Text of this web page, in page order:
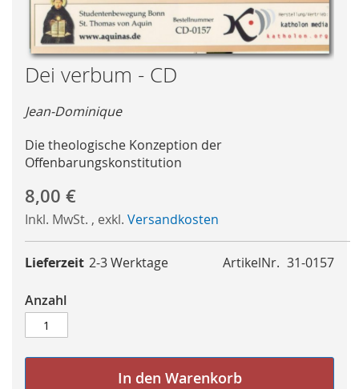
Skip
to
the
beginning
of
the
gallery
Dei verbum - CD
Jean-Dominique
Die theologische Konzeption der
Offenbarungskonstitution
8,00 €
Inkl. MwSt. , exkl. Versandkosten
ArtikelNr. 31-0157
Lieferzeit 2-3 Werktage
Anzahl
In den Warenkorb